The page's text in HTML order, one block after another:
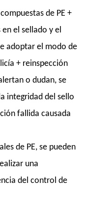
de PE +
en el sellado y el
adoptar el modo de
+ reinspección
o dudan, se
integridad del sello
fallida causada
de PE, se pueden
una
del control de